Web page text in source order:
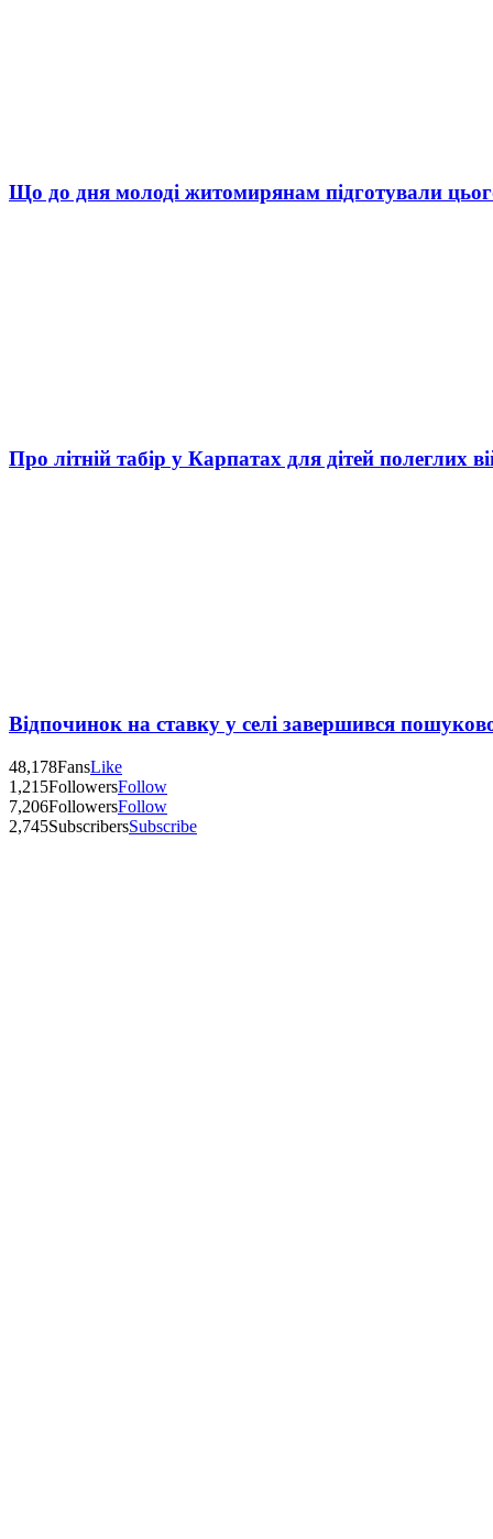
Що до дня молоді житомирянам підготували
Про літній табір у Карпатах для дітей полеглих
Відпочинок на ставку у селі завершився
48,178FansLike
1,215FollowersFollow
7,206FollowersFollow
2,745SubscribersSubscribe